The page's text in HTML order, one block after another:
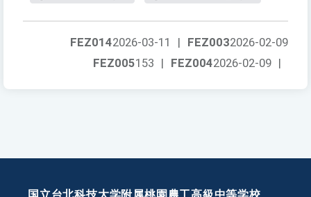
FEZ0032026-02-09
FEZ0142026-03-11
|
FEZ0042026-02-09 |
FEZ005153 |